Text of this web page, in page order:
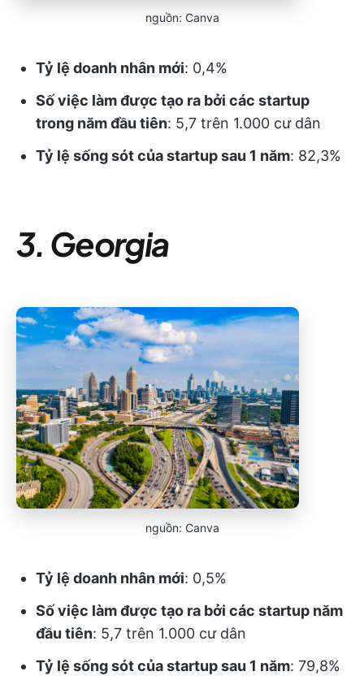
nguồn: Canva
Tỷ lệ doanh nhân mới: 0,4%
Số việc làm được tạo ra bởi các startup
trong năm đầu tiên: 5,7 trên 1.000 cư dân
Tỷ lệ sống sót của startup sau 1 năm: 82,3%
3. Georgia
nguồn: Canva
Tỷ lệ doanh nhân mới: 0,5%
Số việc làm được tạo ra bởi các startup năm
đầu tiên: 5,7 trên 1.000 cư dân
Tỷ lệ sống sót của startup sau 1 năm: 79,8%